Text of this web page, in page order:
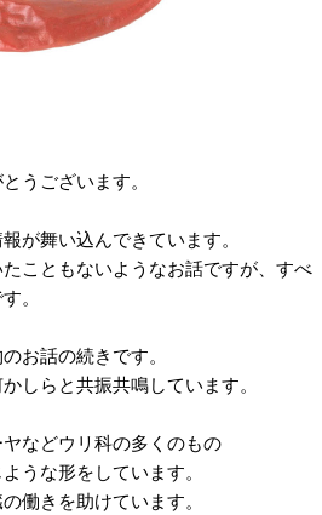
うございます。
が舞い込んできています。
こともないようなお話ですが、すべ
。
お話の続きです。
しらと共振共鳴しています。
などウリ科の多くのもの
うな形をしています。
働きを助けています。